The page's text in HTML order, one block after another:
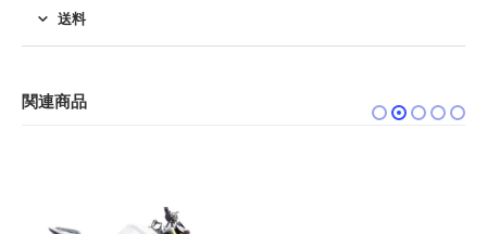
送料
関連商品